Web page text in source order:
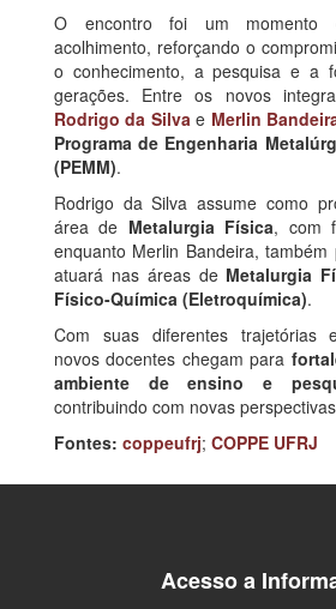
O encontro foi um momento
acolhimento, reforçando o
o conhecimento, a pesquisa e a
gerações. Entre os novos
Rodrigo da Silva e Merlin
Programa de Engenharia
(PEMM).
Rodrigo da Silva assume como
área de Metalurgia Física, com
enquanto Merlin Bandeira, também
atuará nas áreas de Metalurgia
Físico-Química (Eletroquímica).
Com suas diferentes trajetórias
novos docentes chegam para
ambiente de ensino e
contribuindo com novas
Fontes: coppeufrj; COPPE UFRJ
Acesso a